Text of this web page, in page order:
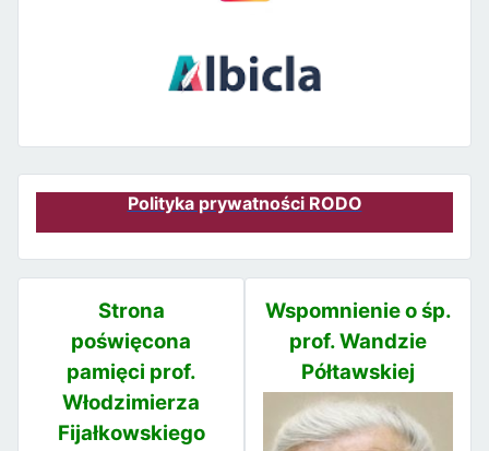
Polityka prywatności RODO
Strona
poświęcona
pamięci prof.
Włodzimierza
Fijałkowskiego
Wspomnienie o śp.
prof. Wandzie
Półtawskiej